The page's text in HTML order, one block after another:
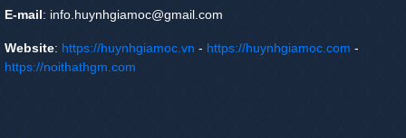
E-mail: info.huynhgiamoc@gmail.com
Website: https://huynhgiamoc.vn - https://huynhgiamoc.com -
https://noithathgm.com